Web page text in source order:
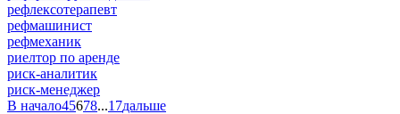
рефлексотерапевт
рефмашинист
рефмеханик
риелтор по аренде
риск-аналитик
риск-менеджер
В начало45678...17дальше